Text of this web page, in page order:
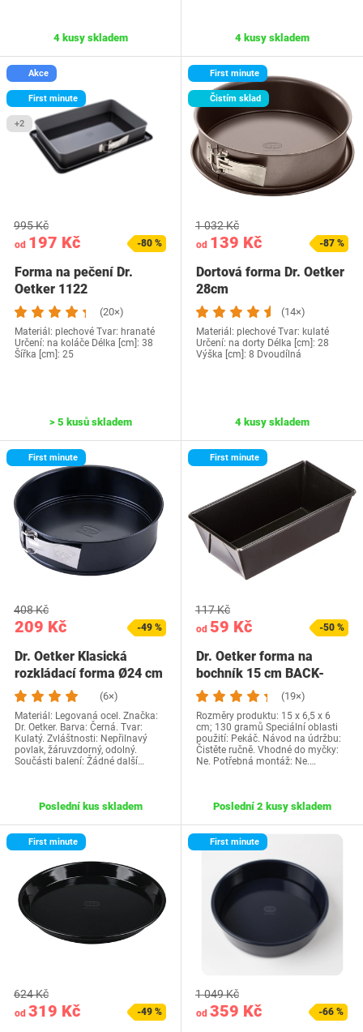
4 kusy skladem 4 kusy skladem
Akce
First minute
+2
od 197 Kč
995 Kč
-80 %
Forma na pečení Dr.
Oetker 1122
(20×)
Materiál: plechové Tvar: hranaté
Určení: na koláče Délka [cm]: 38
Šířka [cm]: 25
> 5 kusů skladem
First minute
Čistím sklad
od 139 Kč
1 032 Kč
-87 %
Dortová forma Dr. Oetker
28cm
(14×)
Materiál: plechové Tvar: kulaté
Určení: na dorty Délka [cm]: 28
Výška [cm]: 8 Dvoudílná
4 kusy skladem
First minute
209 Kč
408 Kč
-49 %
Dr. Oetker Klasická
rozkládací forma Ø24 cm
– Vyrobeno z…(6×)
Materiál: Legovaná ocel. Značka:
Dr. Oetker. Barva: Černá. Tvar:
Kulatý. Zvláštnosti: Nepřilnavý
povlak, žáruvzdorný, odolný.
Součásti balení: Žádné další…
Poslední kus skladem
First minute
od 59 Kč
117 Kč
-50 %
Dr. Oetker forma na
bochník 15 cm BACK-
FREUDE MINI, malá…
(19×)
Rozměry produktu: 15 x 6,5 x 6
cm; 130 gramů Speciální oblasti
použití: Pekáč. Návod na údržbu:
Čistěte ručně. Vhodné do myčky:
Ne. Potřebná montáž: Ne.…
Poslední 2 kusy skladem
First minute
od 319 Kč
624 Kč
-49 %
First minute
od 359 Kč
1 049 Kč
-66 %